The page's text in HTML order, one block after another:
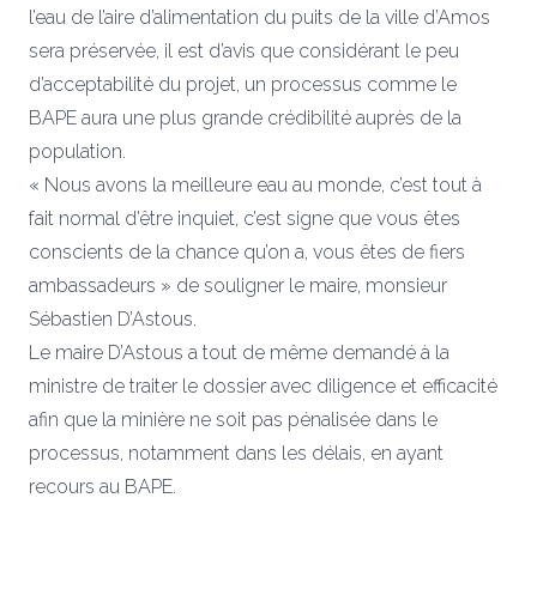
l’eau de l’aire d’alimentation du puits de la ville d’Amos
sera préservée, il est d’avis que considérant le peu
d’acceptabilité du projet, un processus comme le
BAPE aura une plus grande crédibilité auprès de la
population.
« Nous avons la meilleure eau au monde, c’est tout à
fait normal d’être inquiet, c’est signe que vous êtes
conscients de la chance qu’on a, vous êtes de fiers
ambassadeurs » de souligner le maire, monsieur
Sébastien D’Astous.
Le maire D’Astous a tout de même demandé à la
ministre de traiter le dossier avec diligence et efficacité
afin que la minière ne soit pas pénalisée dans le
processus, notamment dans les délais, en ayant
recours au BAPE.